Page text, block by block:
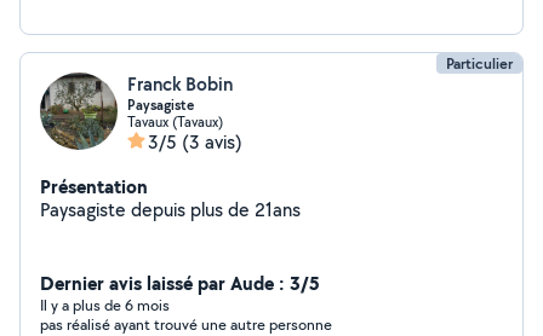
Particulier
Franck Bobin
Paysagiste
Tavaux (Tavaux)
3/5 (3 avis)
Présentation
Paysagiste depuis plus de 21ans
Dernier avis laissé par Aude : 3/5
Il y a plus de 6 mois
pas réalisé ayant trouvé une autre personne